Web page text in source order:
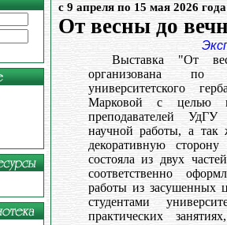
с 9 апреля по 15 мая 2026 года
От весны до
Выставка "От
организована по
университетского
Марковой с целью
преподавателей
научной работы, а так
декоративную
состояла из двух
соответственно
работы из засушенных
студентами
практических